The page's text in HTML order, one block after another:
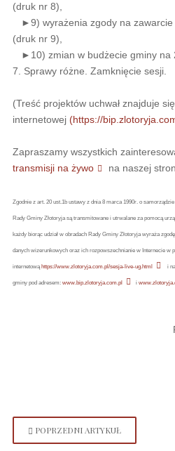
(druk nr 8),
►9) wyrażenia zgody na zawarcie
(druk nr 9),
►10) zmian w budżecie gminy na
7. Sprawy różne. Zamknięcie sesji.
(Treść projektów uchwał znajduje
internetowej (https://
Zapraszamy wszystkich
transmisji na żywo
na naszej
Zgodnie z art. 20 ust.1b ustawy z dnia 8 marca 1990r. o
Rady Gminy Złotoryja są transmitowane i utrwalane za pomocą
każdy biorąc udział w obradach Rady Gminy Złotoryja wyraża
danych wizerunkowych oraz ich rozpowszechnianie w Internecie w
internetową https://www.zlotoryja.com.pl/sesja-live-ug.html i
gminy pod adresem: www.bip.zlotoryja.com.pl i
POPRZEDNI ARTYKUŁ